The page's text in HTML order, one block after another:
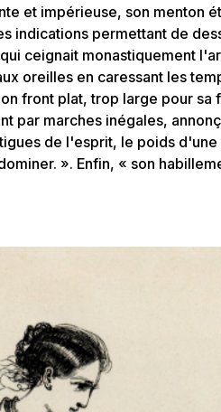
et impérieuse, son menton
indications permettant de
ceignait monastiquement
oreilles en caressant les
front plat, trop large pour sa
par marches inégales,
de l'esprit, le poids
». Enfin, « son